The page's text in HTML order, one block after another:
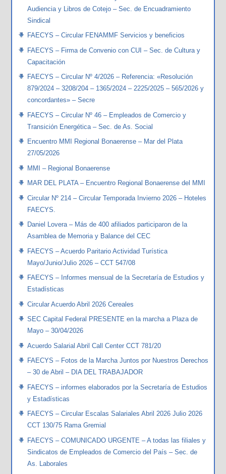
Audiencia y Libros de Cotejo – Sec. de Encuadramiento
Sindical
FAECYS – Circular FENAMMF Servicios y beneficios
FAECYS – Firma de Convenio con CUI – Sec. de Cultura y
Capacitación
FAECYS – Circular Nº 4/2026 – Referencia: «Resolución
879/2024 – 3208/204 – 1365/2024 – 2225/2025 – 565/2026 y
concordantes» – Secre
FAECYS – Circular Nº 46 – Empleados de Comercio y
Transición Energética – Sec. de As. Social
Encuentro MMI Regional Bonaerense – Mar del Plata
27/05/2026
MMI – Regional Bonaerense
MAR DEL PLATA – Encuentro Regional Bonaerense del MMI
Circular Nº 214 – Circular Temporada Invierno 2026 – Hoteles
FAECYS.
Daniel Lovera – Más de 400 afiliados participaron de la
Asamblea de Memoria y Balance del CEC
FAECYS – Acuerdo Paritario Actividad Turística
Mayo/Junio/Julio 2026 – CCT 547/08
FAECYS – Informes mensual de la Secretaría de Estudios y
Estadísticas
Circular Acuerdo Abril 2026 Cereales
SEC Capital Federal PRESENTE en la marcha a Plaza de
Mayo – 30/04/2026
Acuerdo Salarial Abril Call Center CCT 781/20
FAECYS – Fotos de la Marcha Juntos por Nuestros Derechos
– 30 de Abril – DIA DEL TRABAJADOR
FAECYS – informes elaborados por la Secretaría de Estudios
y Estadísticas
FAECYS – Circular Escalas Salariales Abril 2026 Julio 2026
CCT 130/75 Rama Gremial
FAECYS – COMUNICADO URGENTE – A todas las filiales y
Sindicatos de Empleados de Comercio del País – Sec. de
As. Laborales